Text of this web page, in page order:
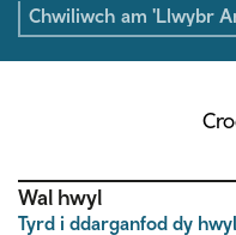
Wal hwyl
Tyrd i ddarganfod dy